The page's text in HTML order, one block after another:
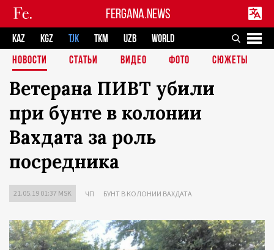
FERGANA.NEWS
KAZ KGZ TJK TKM UZB
WORLD
НОВОСТИ
СТАТЬИ ВИДЕО ФОТО СЮЖЕТЫ
Ветерана ПИВТ убили
при бунте в колонии
Вахдата за роль
посредника
21.05.19 01:37 MSK ЧП БУНТ В КОЛОНИИ ВАХДАТА